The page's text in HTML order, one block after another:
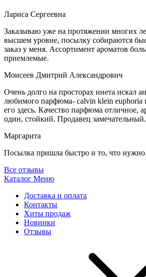
Лариса Сергеевна
Заказываю уже на протяжении многих
высшем уровне, посылку собираются
заказ у меня. Ассортимент ароматов
приемлемые.
Моисеев Дмитрий Александрович
Очень долго на просторах инета искал
любимого парфюма- calvin klein euphoria
его здесь. Качество парфюма отличное,
один, стойкий. Продавец замечательный.
Маргарита
Посылка пришла быстро и то, что
Все отзывы
Каталог Меню
Доставка и оплата
Контакты
Хиты продаж
Новинки
Отзывы